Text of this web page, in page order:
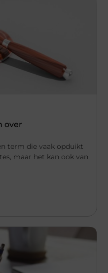
over
term die vaak opduikt
maar het kan ook van